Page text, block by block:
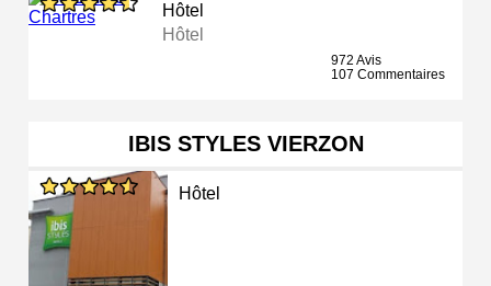
Hôtel
Hôtel
972 Avis
107 Commentaires
IBIS STYLES VIERZON
Hôtel